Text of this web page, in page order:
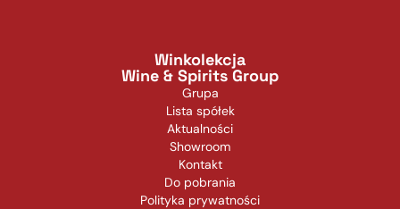
Winkolekcja
Wine & Spirits Group
Grupa
Lista spółek
Aktualności
Showroom
Kontakt
Do pobrania
Polityka prywatności